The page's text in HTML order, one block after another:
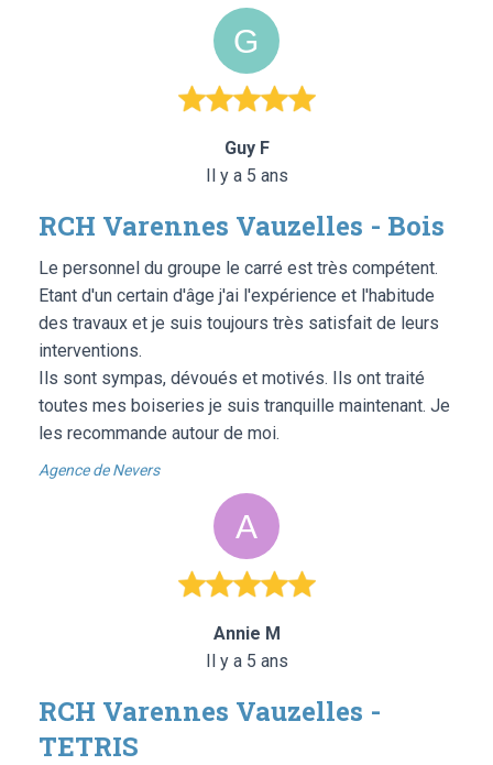
Guy F
Il y a 5 ans
RCH Varennes Vauzelles - Bois
Le personnel du groupe le carré est très compétent.
Etant d'un certain d'âge j'ai l'expérience et l'habitude
des travaux et je suis toujours très satisfait de leurs
interventions.
Ils sont sympas, dévoués et motivés. Ils ont traité
toutes mes boiseries je suis tranquille maintenant. Je
les recommande autour de moi.
Agence de Nevers
Annie M
Il y a 5 ans
RCH Varennes Vauzelles -
TETRIS